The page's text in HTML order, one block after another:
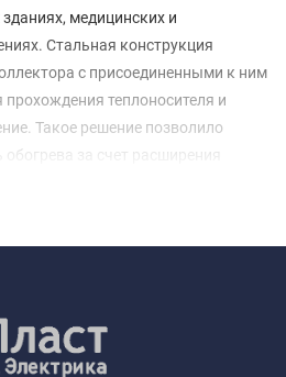
медицинских и
Стальная конструкция
с присоединенными к ним
теплоносителя и
Такое решение позволило
за счет расширения